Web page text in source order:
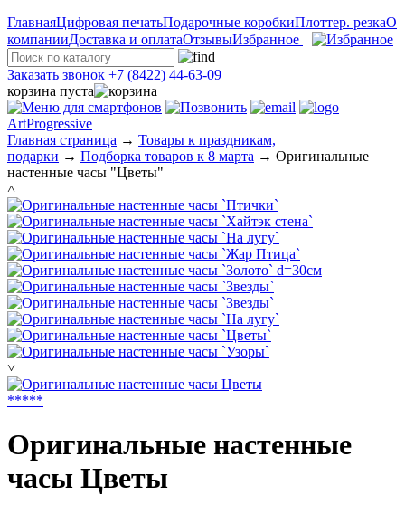
ГлавнаяЦифровая печатьПодарочные коробкиПлоттер. резкаО
компанииДоставка и оплатаОтзывыИзбранное
Заказать звонок +7 (8422) 44-63-09
корзина пуста
ArtProgressive
Главная страница → Товары к праздникам,
подарки → Подборка товаров к 8 марта → Оригинальные
настенные часы "Цветы"
˄
˅
*****
Оригинальные настенные
часы Цветы